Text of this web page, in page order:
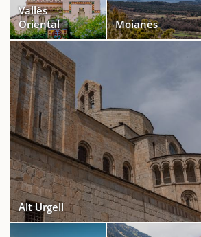
Vallès
Oriental
Moianès
Alt Urgell